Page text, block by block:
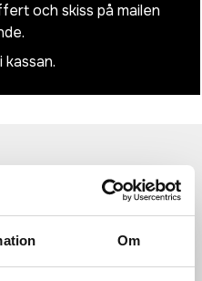
Om
och skiss på mailen
och ett perfekt
där jacka ännu inte krävs.